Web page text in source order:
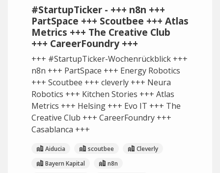
#StartupTicker - +++ n8n +++
PartSpace +++ Scoutbee +++ Atlas
Metrics +++ The Creative Club
+++ CareerFoundry +++
+++ #StartupTicker-Wochenrückblick +++
n8n +++ PartSpace +++ Energy Robotics
+++ Scoutbee +++ cleverly +++ Neura
Robotics +++ Kitchen Stories +++ Atlas
Metrics +++ Helsing +++ Evo IT +++ The
Creative Club +++ CareerFoundry +++
Casablanca +++
Aiducia scoutbee
Cleverly
Bayern Kapital
n8n